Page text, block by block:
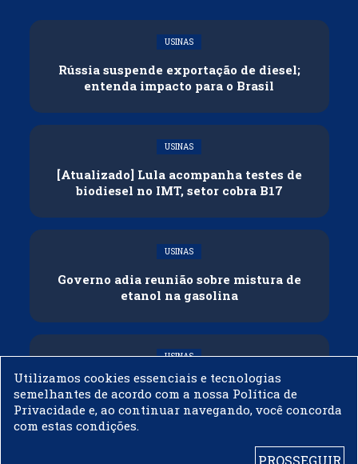
USINAS
Rússia suspende exportação de diesel;
entenda impacto para o Brasil
USINAS
[Atualizado] Lula acompanha testes de
biodiesel no IMT, setor cobra B17
USINAS
Governo adia reunião sobre mistura de
etanol na gasolina
USINAS
CNPE veda importação de biodiesel
Utilizamos cookies essenciais e tecnologias
semelhantes de acordo com a nossa Política de
Privacidade e, ao continuar navegando, você concorda
com estas condições.
PROSSEGUIR